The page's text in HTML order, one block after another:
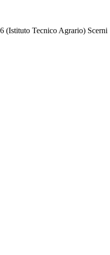
(Istituto Tecnico Agrario) Scerni